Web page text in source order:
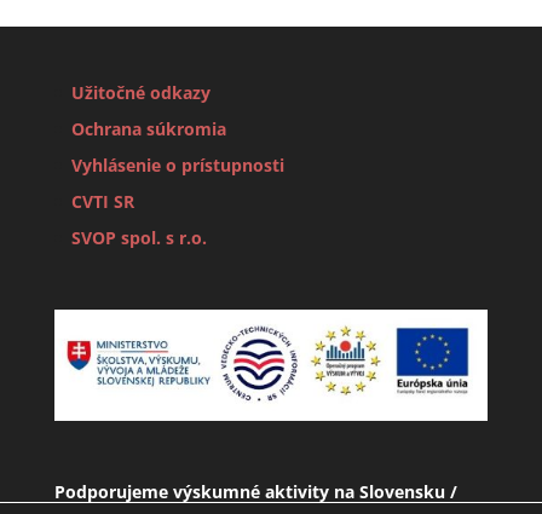
Užitočné odkazy
Ochrana súkromia
Vyhlásenie o prístupnosti
CVTI SR
SVOP spol. s r.o.
Podporujeme výskumné aktivity na Slovensku /